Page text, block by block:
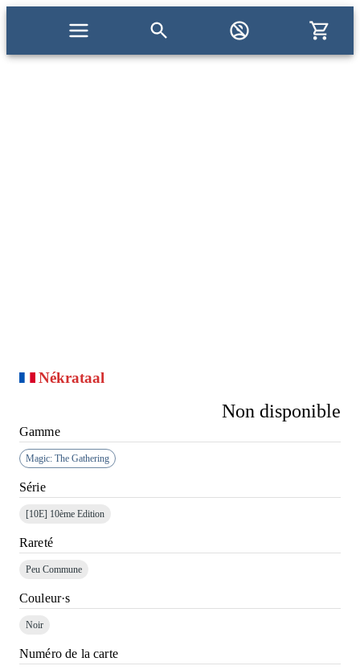
Nékrataal
Gamme
Magic: The Gathering
Série
[10E] 10ème Edition
Rareté
Peu Commune
Couleur·s
Noir
Numéro de la carte
Non disponible